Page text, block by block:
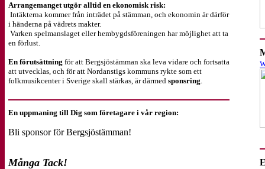
Arrangemanget utgör alltid en ekonomisk risk:
Intäkterna kommer från inträdet på stämman, och ekonomin är därför
i händerna på vädrets makter.
Varken spelmanslaget eller hembygdsföreningen har möjlighet att ta
en förlust.
En förutsättning för att Bergsjöstämman ska leva vidare och fortsatta
att utvecklas, och för att Nordanstigs kommuns rykte som ett
folkmusikcenter i Sverige skall stärkas, är därmed sponsring.
En uppmaning till Dig som företagare i vår region:
Bli sponsor för Bergsjöstämman!
Många Tack!